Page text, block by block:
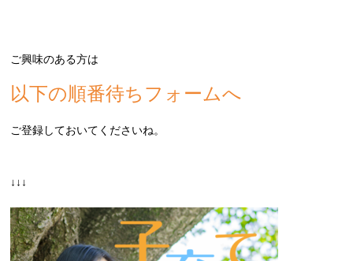
ご興味のある方は
以下の順番待ちフォームへ
ご登録しておいてくださいね。
↓↓↓